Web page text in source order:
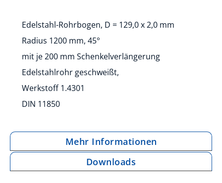
Edelstahl-Rohrbogen, D = 129,0 x 2,0 mm
Radius 1200 mm, 45°
mit je 200 mm Schenkelverlängerung
Edelstahlrohr geschweißt,
Werkstoff 1.4301
DIN 11850
Mehr Informationen
Downloads